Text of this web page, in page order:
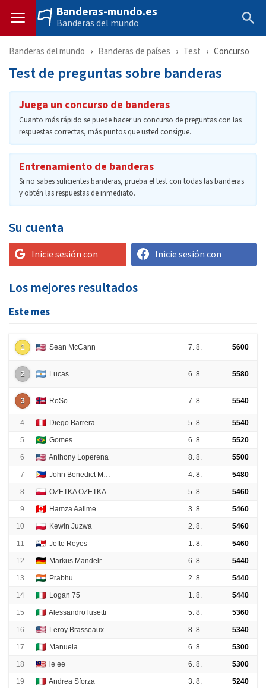
Banderas-mundo.es
Banderas del mundo
Banderas del mundo Banderas de países Test Concurso
Test de preguntas sobre banderas
Juega un concurso de banderas
Cuanto más rápido se puede hacer un concurso de preguntas con las
respuestas correctas, más puntos que usted consigue.
Entrenamiento de banderas
Si no sabes suficientes banderas, prueba el test con todas las banderas
y obtén las respuestas de inmediato.
Su cuenta
Inicie sesión con
Inicie sesión con
Los mejores resultados
Este mes
1 Sean McCann 7. 8. 5600
2 Lucas 6. 8. 5580
3 RoSo 7. 8. 5540
4 Diego Barrera 5. 8. 5540
5 Gomes 6. 8. 5520
6 Anthony Loperena 8. 8. 5500
7 John Benedict Menterio Prochina 4. 8. 5480
8 OZETKA OZETKA 5. 8. 5460
9 Hamza Aalime 3. 8. 5460
10 Kewin Juzwa 2. 8. 5460
11 Jefte Reyes 1. 8. 5460
12 Markus Mandelregen 6. 8. 5440
13 Prabhu 2. 8. 5440
14 Logan 75 1. 8. 5440
15 Alessandro lusetti 5. 8. 5360
16 Leroy Brasseaux 8. 8. 5340
17 Manuela 6. 8. 5300
18 ie ee 6. 8. 5300
19 Andrea Sforza 3. 8. 5240